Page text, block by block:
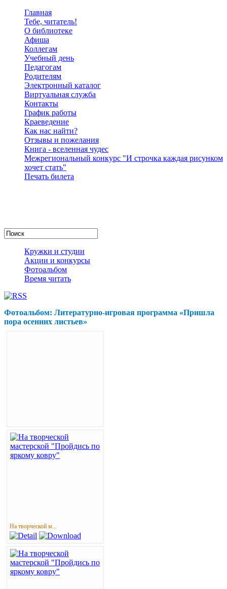
Главная
Тебе, читатель!
О библиотеке
Афиша
Коллегам
Учебный день
Педагогам
Родителям
Электронный каталог
Виртуальная служба
Контакты
График работы
Краеведение
Как нас найти?
Отзывы и пожелания
Книга - вселенная чудес
Межрегиональный конкурс "И строчка каждая рисунком
хочет стать"
Печать билета
Кружки и студии
Акции и конкурсы
Фотоальбом
Время читать
Фотоальбом: Литературно-игровая программа «Пришла
пора осенних листьев»
На творческой м...